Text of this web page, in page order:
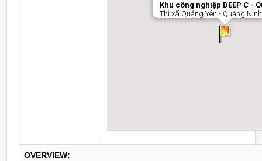
Khu công nghiệp DEEP C -
Thị xã Quảng Yên - Quảng Ninh
OVERVIEW: